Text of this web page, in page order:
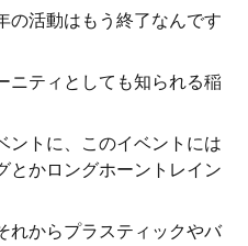
の活動はもう終了なんです
ニティとしても知られる稲
ントに、このイベントには
とかロングホーントレイン
れからプラスティックやバ